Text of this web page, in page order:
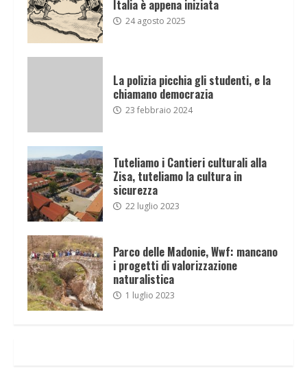
Italia è appena iniziata
24 agosto 2025
La polizia picchia gli studenti, e la
chiamano democrazia
23 febbraio 2024
Tuteliamo i Cantieri culturali alla
Zisa, tuteliamo la cultura in
sicurezza
22 luglio 2023
Parco delle Madonie, Wwf: mancano
i progetti di valorizzazione
naturalistica
1 luglio 2023